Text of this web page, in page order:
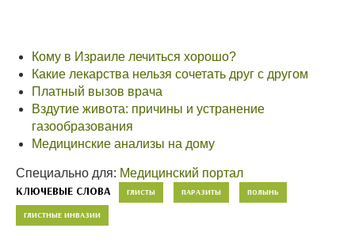
Кому в Израиле лечиться хорошо?
Какие лекарства нельзя сочетать друг с другом
Платный вызов врача
Вздутие живота: причины и устранение
газообразования
Медицинские анализы на дому
Специально для: Медицинский портал
КЛЮЧЕВЫЕ СЛОВА ГЛИСТЫ ПАРАЗИТЫ ПОЛЫНЬ
ГЛИСТНЫЕ ИНВАЗИИ